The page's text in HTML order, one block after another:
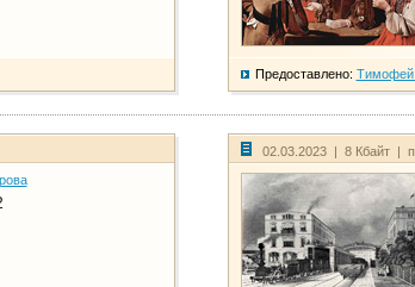
Предоставлено: Тимофей
02.03.2023 | 8 Кбайт |